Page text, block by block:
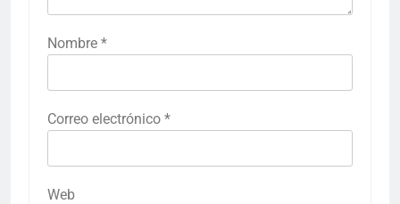
Nombre *
Correo electrónico *
Web